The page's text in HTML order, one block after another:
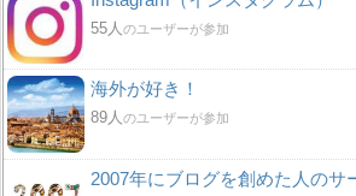
55人のユーザーが参加
海外が好き！
89人のユーザーが参加
2007年にブログを創めた人のサ